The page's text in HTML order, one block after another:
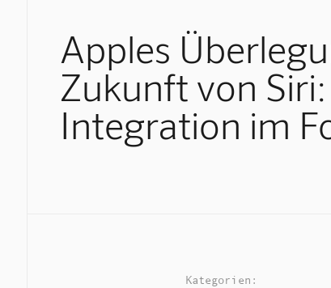
Apples
Zukunft von
Integration im
Kategorien: